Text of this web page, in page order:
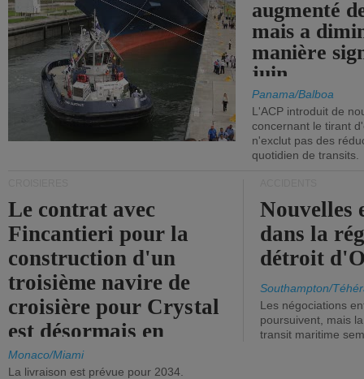
augmenté
mais a
manière
juin.
Panama/Balboa
L'ACP introduit de
concernant le tirant
n'exclut pas des
quotidien de transits.
Le contrat avec
Fincantieri pour la
construction d'un
troisième navire de
croisière pour Crystal
est désormais en
vigueur.
Monaco/Miami
La livraison est prévue pour 2034.
Nouvelles
dans la
détroit
Southampton/
Les négociations
poursuivent, mais
transit maritime